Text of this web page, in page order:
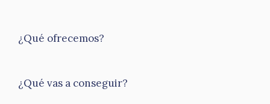
¿Qué ofrecemos?
¿Qué vas a conseguir?